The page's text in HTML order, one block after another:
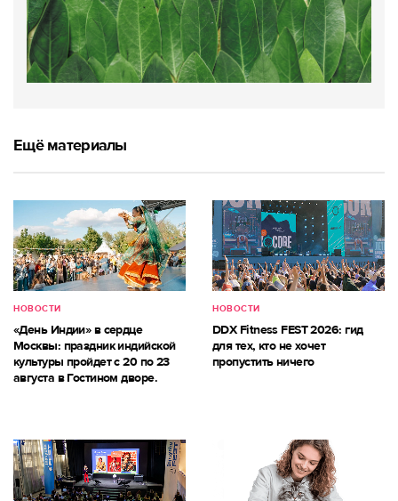
Ещё материалы
НОВОСТИ
«День Индии» в сердце
Москвы: праздник индийской
культуры пройдет с 20 по 23
августа в Гостином дворе.
НОВОСТИ
DDX Fitness FEST 2026: гид
для тех, кто не хочет
пропустить ничего